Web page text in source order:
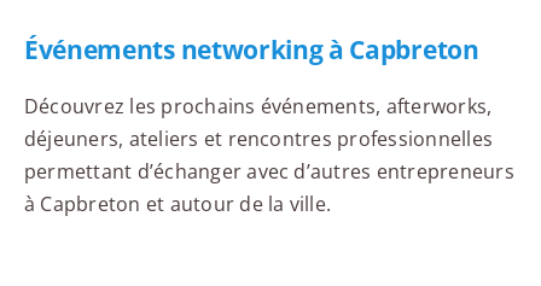
Événements networking à Capbreton
Découvrez les prochains événements, afterworks,
déjeuners, ateliers et rencontres professionnelles
permettant d’échanger avec d’autres entrepreneurs
à Capbreton et autour de la ville.